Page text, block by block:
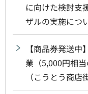
に向けた検討支
ザルの実施につ
【商品券発送
業（5,000円相
（こうとう商店